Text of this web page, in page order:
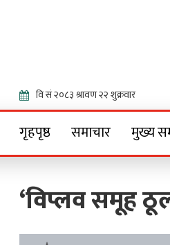
गृहपृष्ठ समाचार मुख्य
‘विप्लव समूह